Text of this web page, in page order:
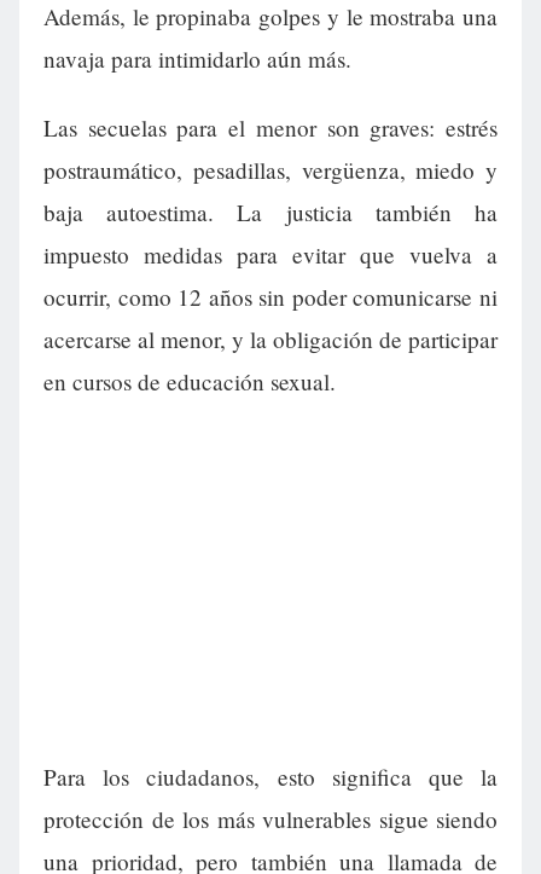
Además, le propinaba golpes y le mostraba una
navaja para intimidarlo aún más.
Las secuelas para el menor son graves: estrés
postraumático, pesadillas, vergüenza, miedo y
baja autoestima. La justicia también ha
impuesto medidas para evitar que vuelva a
ocurrir, como 12 años sin poder comunicarse ni
acercarse al menor, y la obligación de participar
en cursos de educación sexual.
Para los ciudadanos, esto significa que la
protección de los más vulnerables sigue siendo
una prioridad, pero también una llamada de